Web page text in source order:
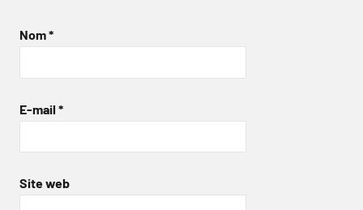
Nom*
E-mail *
Site web